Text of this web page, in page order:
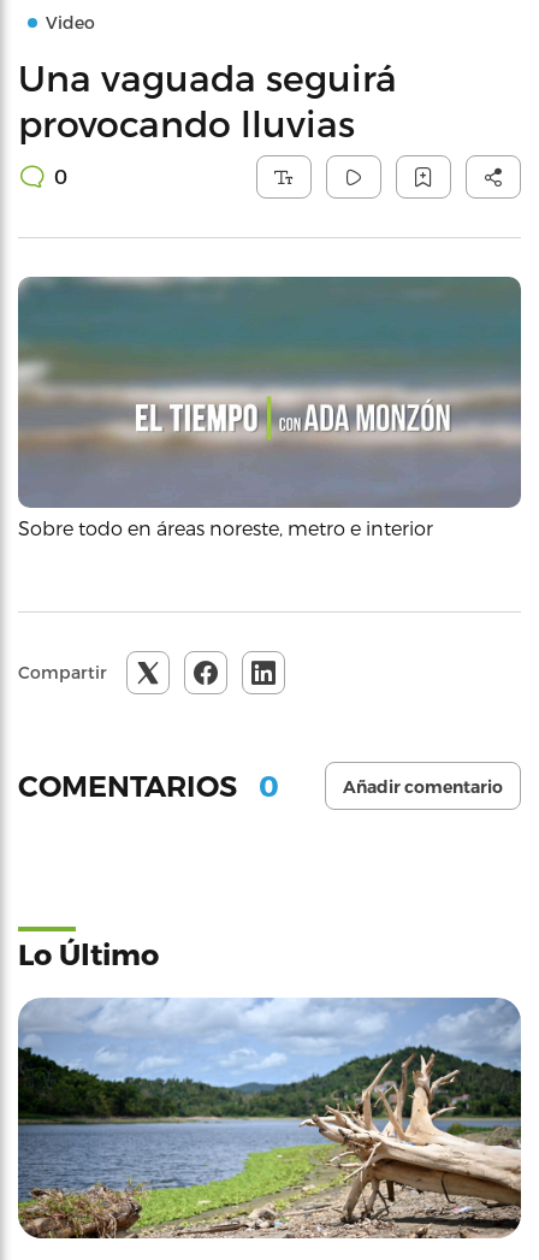
Video
Una vaguada seguirá
provocando lluvias
0
Sobre todo en áreas noreste, metro e interior
Compartir
COMENTARIOS 0 Añadir comentario
Lo Último